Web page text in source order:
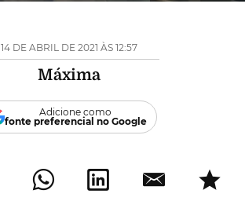
14 DE ABRIL DE 2021 ÀS 12:57
Máxima
Adicione como
fonte preferencial no Google